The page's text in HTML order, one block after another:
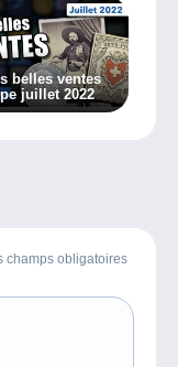
belles ventes
juillet 2022
champs obligatoires